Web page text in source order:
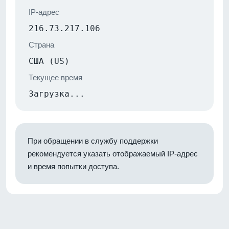
IP-адрес
216.73.217.106
Страна
США (US)
Текущее время
Загрузка...
При обращении в службу поддержки
рекомендуется указать отображаемый IP-адрес
и время попытки доступа.